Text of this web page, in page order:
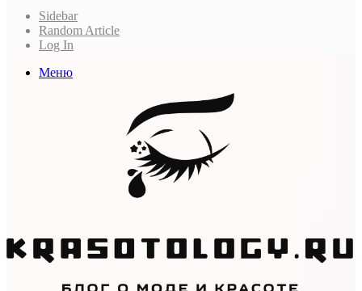
Sidebar
Random Article
Log In
Меню